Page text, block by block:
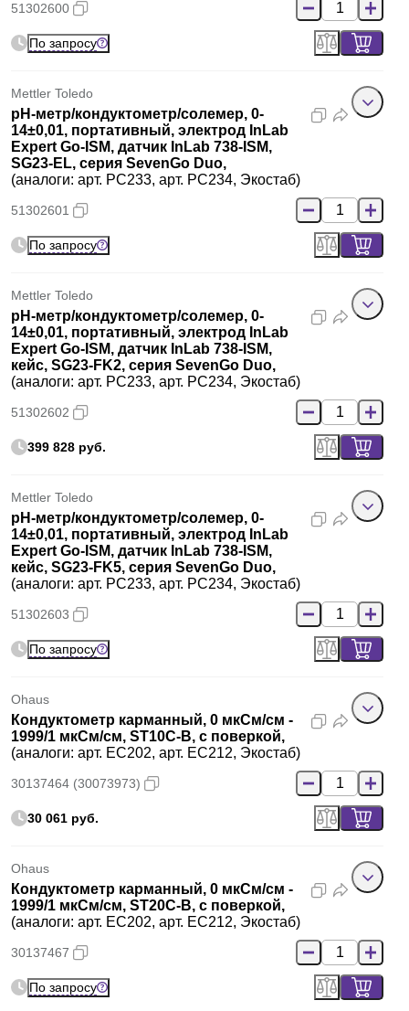
51302600
По запросу
Mettler Toledo
pH-метр/кондуктометр/солемер, 0-
14±0,01, портативный, электрод InLab
Expert Go-ISM, датчик InLab 738-ISM,
SG23-EL, серия SevenGo Duo,
(аналоги: арт. PC233, арт. PC234, Экостаб)
51302601
По запросу
Mettler Toledo
pH-метр/кондуктометр/солемер, 0-
14±0,01, портативный, электрод InLab
Expert Go-ISM, датчик InLab 738-ISM,
кейс, SG23-FK2, серия SevenGo Duo,
(аналоги: арт. PC233, арт. PC234, Экостаб)
51302602
399 828 руб.
Mettler Toledo
pH-метр/кондуктометр/солемер, 0-
14±0,01, портативный, электрод InLab
Expert Go-ISM, датчик InLab 738-ISM,
кейс, SG23-FK5, серия SevenGo Duo,
(аналоги: арт. PC233, арт. PC234, Экостаб)
51302603
По запросу
Ohaus
Кондуктометр карманный, 0 мкСм/см -
1999/1 мкСм/см, ST10C-B, с поверкой,
(аналоги: арт. EC202, арт. EC212, Экостаб)
30137464 (30073973)
30 061 руб.
Ohaus
Кондуктометр карманный, 0 мкСм/см -
1999/1 мкСм/см, ST20C-B, с поверкой,
(аналоги: арт. EC202, арт. EC212, Экостаб)
30137467
По запросу